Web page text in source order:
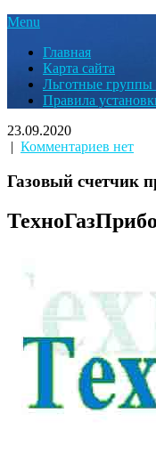
Menu
Главная
Карта сайта
Льготные группы
Правила
23.09.2020
| Комментариев нет
Газовый счетчик